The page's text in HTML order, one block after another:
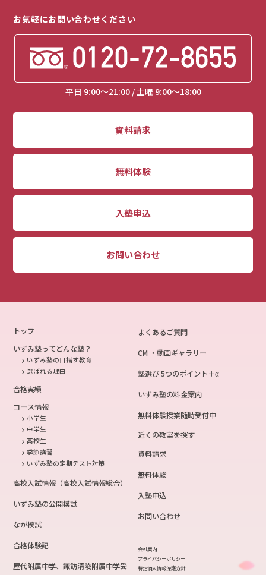
お気軽にお問い合わせください
平日 9:00～21:00 / 土曜 9:00～18:00
資料請求
無料体験
入塾申込
お問い合わせ
トップ
いずみ塾ってどんな塾？
いずみ塾の目指す教育
選ばれる理由
合格実績
コース情報
小学生
中学生
高校生
季節講習
いずみ塾の定期テスト対策
高校入試情報（高校入試情報総合）
いずみ塾の公開模試
なが模試
合格体験記
屋代附属中学、諏訪清陵附属中学受
よくあるご質問
CM ・動画ギャラリー
塾選び 5つのポイント＋α
いずみ塾の料金案内
無料体験授業随時受付中
近くの教室を探す
資料請求
無料体験
入塾申込
お問い合わせ
会社案内
プライバシーポリシー
特定個人情報保護方針